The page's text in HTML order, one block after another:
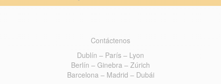
Contáctenos
Dublín – París – Lyon
Berlín – Ginebra – Zúrich
Barcelona – Madrid – Dubái